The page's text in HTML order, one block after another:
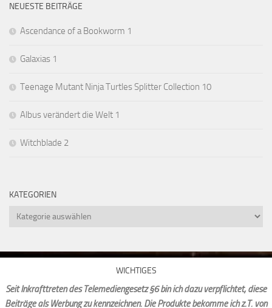
NEUESTE BEITRÄGE
Ascendance of a Bookworm 1
Galaxias 1
Teenage Mutant Ninja Turtles Splitter Collection 10
Albus verändert die Welt 1
Witchblade 2
KATEGORIEN
Kategorien
WICHTIGES
Seit Inkrafttreten des Telemediengesetz §6 bin ich dazu verpflichtet, diese
Beiträge als Werbung zu kennzeichnen. Die Produkte bekomme ich z.T. von